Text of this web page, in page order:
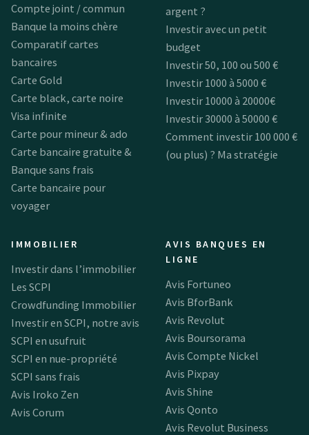
Compte joint / commun
Banque la moins chère
Comparatif cartes
bancaires
Carte Gold
Carte black, carte noire
Visa infinite
Carte pour mineur & ado
Carte bancaire gratuite &
Banque sans frais
Carte bancaire pour
voyager
argent ?
Investir avec un petit
budget
Investir 50, 100 ou 500 €
Investir 1000 à 5000 €
Investir 10000 à 20000€
Investir 30000 à 50000 €
Comment investir 100 000 €
(ou plus) ? Ma stratégie
IMMOBILIER
Investir dans l’immobilier
Les SCPI
Crowdfunding Immobilier
Investir en SCPI, notre avis
SCPI en usufruit
SCPI en nue-propriété
SCPI sans frais
Avis Iroko Zen
Avis Corum
AVIS BANQUES EN
LIGNE
Avis Fortuneo
Avis BforBank
Avis Revolut
Avis Boursorama
Avis Compte Nickel
Avis Pixpay
Avis Shine
Avis Qonto
Avis Revolut Business